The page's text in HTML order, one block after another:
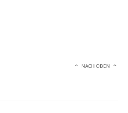
NACH OBEN